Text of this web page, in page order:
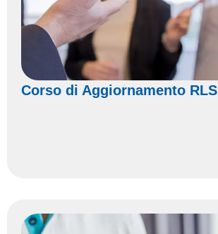
Corso di Aggiornamento RLS